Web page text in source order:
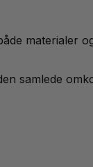
materialer
samlede